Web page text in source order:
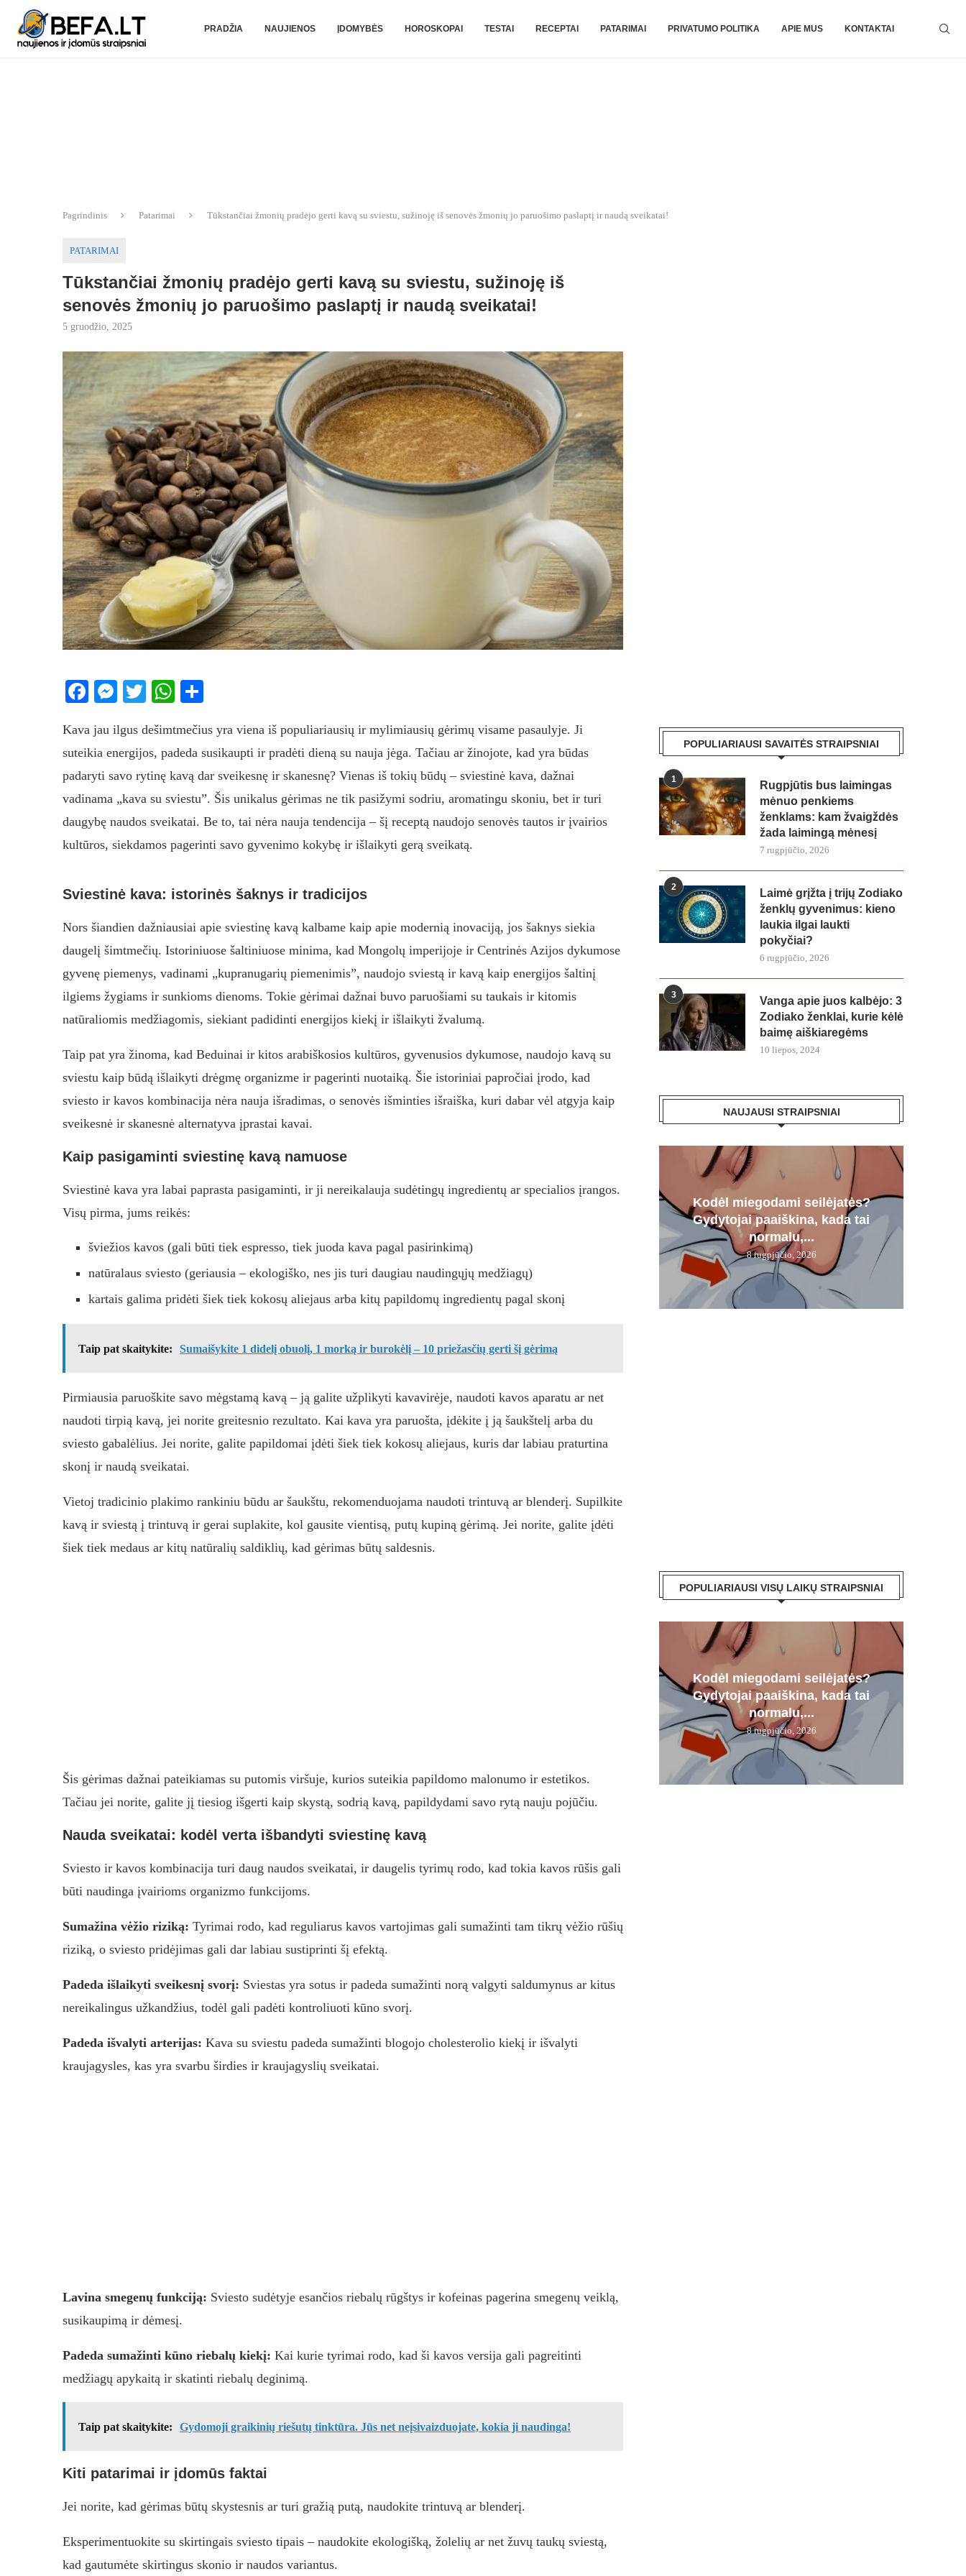
PRADŽIA NAUJIENOS ĮDOMYBĖS HOROSKOPAI TESTAI RECEPTAI PATARIMAI PRIVATUMO POLITIKA APIE MUS KONTAKTAI
Pagrindinis Patarimai Tūkstančiai žmonių pradėjo gerti kavą su sviestu, sužinoję iš senovės žmonių jo paruošimo paslaptį ir naudą sveikatai!
PATARIMAI
Tūkstančiai žmonių pradėjo gerti kavą su sviestu, sužinoję iš
senovės žmonių jo paruošimo paslaptį ir naudą sveikatai!
5 gruodžio, 2025
Facebook
Messenger
TwitterWhatsApp
Kava jau ilgus dešimtmečius yra viena iš populiariausių ir mylimiausių gėrimų visame pasaulyje. Ji
suteikia energijos, padeda susikaupti ir pradėti dieną su nauja jėga. Tačiau ar žinojote, kad yra būdas
padaryti savo rytinę kavą dar sveikesnę ir skanesnę? Vienas iš tokių būdų – sviestinė kava, dažnai
vadinama „kava su sviestu”. Šis unikalus gėrimas ne tik pasižymi sodriu, aromatingu skoniu, bet ir turi
daugybę naudos sveikatai. Be to, tai nėra nauja tendencija – šį receptą naudojo senovės tautos ir įvairios
kultūros, siekdamos pagerinti savo gyvenimo kokybę ir išlaikyti gerą sveikatą.
Sviestinė kava: istorinės šaknys ir tradicijos
Nors šiandien dažniausiai apie sviestinę kavą kalbame kaip apie modernią inovaciją, jos šaknys siekia
daugelį šimtmečių. Istoriniuose šaltiniuose minima, kad Mongolų imperijoje ir Centrinės Azijos dykumose
gyvenę piemenys, vadinami „kupranugarių piemenimis”, naudojo sviestą ir kavą kaip energijos šaltinį
ilgiems žygiams ir sunkioms dienoms. Tokie gėrimai dažnai buvo paruošiami su taukais ir kitomis
natūraliomis medžiagomis, siekiant padidinti energijos kiekį ir išlaikyti žvalumą.
Taip pat yra žinoma, kad Beduinai ir kitos arabiškosios kultūros, gyvenusios dykumose, naudojo kavą su
sviestu kaip būdą išlaikyti drėgmę organizme ir pagerinti nuotaiką. Šie istoriniai papročiai įrodo, kad
sviesto ir kavos kombinacija nėra nauja išradimas, o senovės išminties išraiška, kuri dabar vėl atgyja kaip
sveikesnė ir skanesnė alternatyva įprastai kavai.
Kaip pasigaminti sviestinę kavą namuose
Sviestinė kava yra labai paprasta pasigaminti, ir ji nereikalauja sudėtingų ingredientų ar specialios įrangos.
Visų pirma, jums reikės:
šviežios kavos (gali būti tiek espresso, tiek juoda kava pagal pasirinkimą)
natūralaus sviesto (geriausia – ekologiško, nes jis turi daugiau naudingųjų medžiagų)
kartais galima pridėti šiek tiek kokosų aliejaus arba kitų papildomų ingredientų pagal skonį
Taip pat skaitykite: Sumaišykite 1 didelį obuolį, 1 morką ir burokėlį – 10 priežasčių gerti šį gėrimą
Pirmiausia paruoškite savo mėgstamą kavą – ją galite užplikyti kavavirėje, naudoti kavos aparatu ar net
naudoti tirpią kavą, jei norite greitesnio rezultato. Kai kava yra paruošta, įdėkite į ją šaukštelį arba du
sviesto gabalėlius. Jei norite, galite papildomai įdėti šiek tiek kokosų aliejaus, kuris dar labiau praturtina
skonį ir naudą sveikatai.
Vietoj tradicinio plakimo rankiniu būdu ar šaukštu, rekomenduojama naudoti trintuvą ar blenderį. Supilkite
kavą ir sviestą į trintuvą ir gerai suplakite, kol gausite vientisą, putų kupiną gėrimą. Jei norite, galite įdėti
šiek tiek medaus ar kitų natūralių saldiklių, kad gėrimas būtų saldesnis.
Šis gėrimas dažnai pateikiamas su putomis viršuje, kurios suteikia papildomo malonumo ir estetikos.
Tačiau jei norite, galite jį tiesiog išgerti kaip skystą, sodrią kavą, papildydami savo rytą nauju pojūčiu.
Nauda sveikatai: kodėl verta išbandyti sviestinę kavą
Sviesto ir kavos kombinacija turi daug naudos sveikatai, ir daugelis tyrimų rodo, kad tokia kavos rūšis gali
būti naudinga įvairioms organizmo funkcijoms.
Sumažina vėžio riziką: Tyrimai rodo, kad reguliarus kavos vartojimas gali sumažinti tam tikrų vėžio rūšių
riziką, o sviesto pridėjimas gali dar labiau sustiprinti šį efektą.
Padeda išlaikyti sveikesnį svorį: Sviestas yra sotus ir padeda sumažinti norą valgyti saldumynus ar kitus
nereikalingus užkandžius, todėl gali padėti kontroliuoti kūno svorį.
Padeda išvalyti arterijas: Kava su sviestu padeda sumažinti blogojo cholesterolio kiekį ir išvalyti
kraujagysles, kas yra svarbu širdies ir kraujagyslių sveikatai.
Lavina smegenų funkciją: Sviesto sudėtyje esančios riebalų rūgštys ir kofeinas pagerina smegenų veiklą,
susikaupimą ir dėmesį.
Padeda sumažinti kūno riebalų kiekį: Kai kurie tyrimai rodo, kad ši kavos versija gali pagreitinti
medžiagų apykaitą ir skatinti riebalų deginimą.
Taip pat skaitykite: Gydomoji graikinių riešutų tinktūra. Jūs net neįsivaizduojate, kokia ji naudinga!
Kiti patarimai ir įdomūs faktai
Jei norite, kad gėrimas būtų skystesnis ar turi gražią putą, naudokite trintuvą ar blenderį.
Eksperimentuokite su skirtingais sviesto tipais – naudokite ekologišką, žolelių ar net žuvų taukų sviestą,
kad gautumėte skirtingus skonio ir naudos variantus.
POPULIARIAUSI SAVAITĖS STRAIPSNIAI
1
Rugpjūtis bus laimingas
mėnuo penkiems
ženklams: kam žvaigždės
žada laimingą mėnesį
7 rugpjūčio, 2026
2
Laimė grįžta į trijų Zodiako
ženklų gyvenimus: kieno
laukia ilgai laukti
pokyčiai?
6 rugpjūčio, 2026
3
Vanga apie juos kalbėjo: 3
Zodiako ženklai, kurie kėlė
baimę aiškiaregėms
10 liepos, 2024
NAUJAUSI STRAIPSNIAI
Kodėl miegodami seilėjatės?
Gydytojai paaiškina, kada tai
normalu,...
8 rugpjūčio, 2026
POPULIARIAUSI VISŲ LAIKŲ STRAIPSNIAI
Kodėl miegodami seilėjatės?
Gydytojai paaiškina, kada tai
normalu,...
8 rugpjūčio, 2026